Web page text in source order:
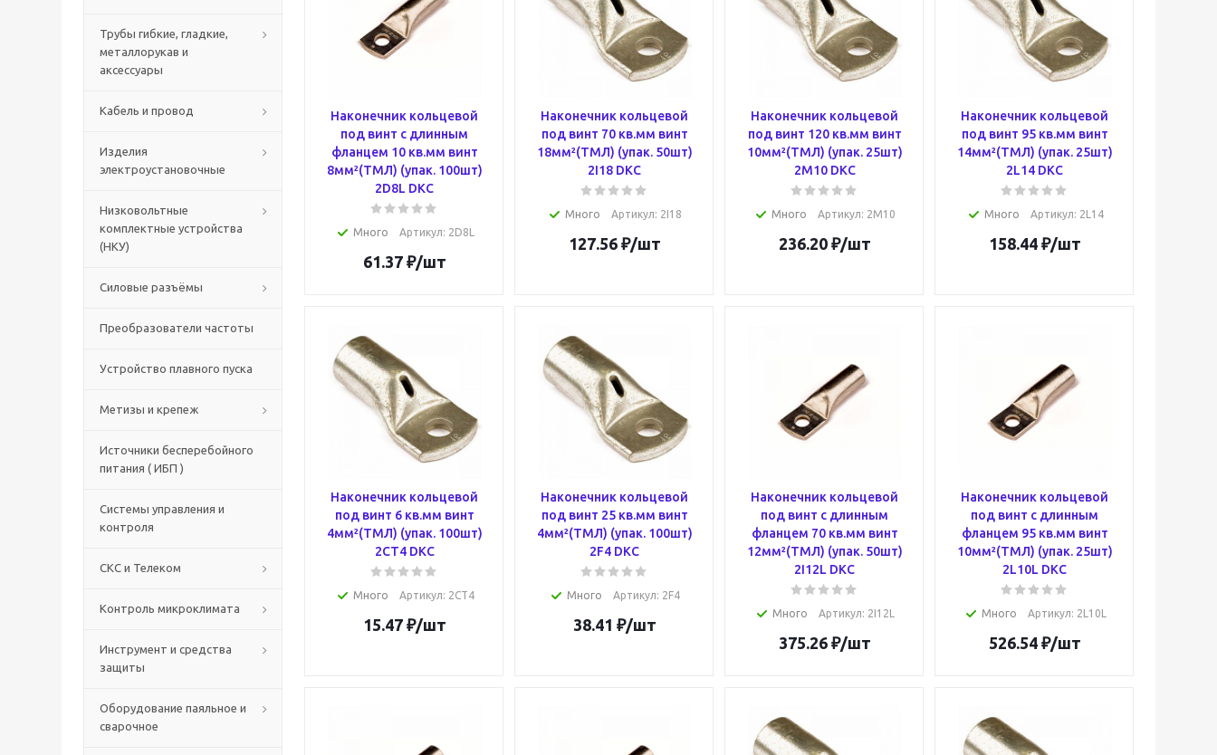
Трубы гибкие, гладкие,
металлорукав и
аксессуары
Кабель и провод
Изделия
электроустановочные
Низковольтные
комплектные устройства
(НКУ)
Силовые разъёмы
Преобразователи частоты
Устройство плавного пуска
Метизы и крепеж
Источники бесперебойного
питания ( ИБП )
Системы управления и
контроля
СКС и Телеком
Контроль микроклимата
Инструмент и средства
защиты
Оборудование паяльное и
сварочное
Наконечник кольцевой
под винт с длинным
фланцем 10 кв.мм винт
8мм²(ТМЛ) (упак. 100шт)
2D8L DKC
Много Артикул: 2D8L
61.37₽/шт
Наконечник кольцевой
под винт 70 кв.мм винт
18мм²(ТМЛ) (упак. 50шт)
2I18 DKC
Много Артикул: 2I18
127.56₽/шт
Наконечник кольцевой
под винт 120 кв.мм винт
10мм²(ТМЛ) (упак. 25шт)
2M10 DKC
Много Артикул: 2M10
236.20₽/шт
Наконечник кольцевой
под винт 95 кв.мм винт
14мм²(ТМЛ) (упак. 25шт)
2L14 DKC
Много Артикул: 2L14
158.44₽/шт
Наконечник кольцевой
под винт 6 кв.мм винт
4мм²(ТМЛ) (упак. 100шт)
2CT4 DKC
Много Артикул: 2CT4
15.47₽/шт
Наконечник кольцевой
под винт 25 кв.мм винт
4мм²(ТМЛ) (упак. 100шт)
2F4 DKC
Много Артикул: 2F4
38.41 ₽/шт
Наконечник кольцевой
под винт с длинным
фланцем 70 кв.мм винт
12мм²(ТМЛ) (упак. 50шт)
2I12L DKC
Много Артикул: 2I12L
375.26₽/шт
Наконечник кольцевой
под винт с длинным
фланцем 95 кв.мм винт
10мм²(ТМЛ) (упак. 25шт)
2L10L DKC
Много Артикул: 2L10L
526.54₽/шт